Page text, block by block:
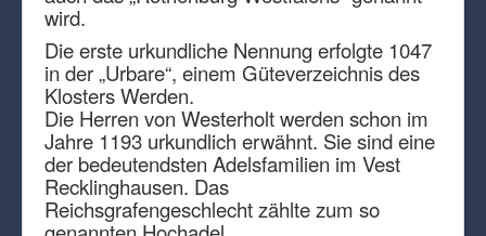
wird.
Die erste urkundliche Nennung erfolgte 1047
in der „Urbare“, einem Güteverzeichnis des
Klosters Werden.
Die Herren von Westerholt werden schon im
Jahre 1193 urkundlich erwähnt. Sie sind eine
der bedeutendsten Adelsfamilien im Vest
Recklinghausen. Das
Reichsgrafengeschlecht zählte zum so